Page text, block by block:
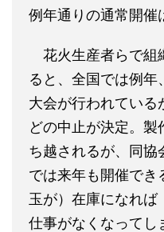
例年通りの通常開催
花火生産者らで組
ると、全国では例年
大会が行われている
どの中止が決定。
ち越されるが、同協
では来年も開催でき
玉が）在庫になれば
仕事がなくなってし